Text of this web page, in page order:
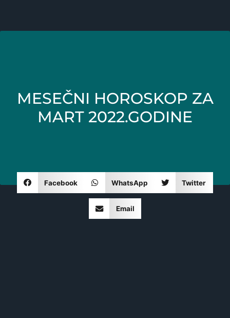
MESEČNI HOROSKOP ZA
MART 2022.GODINE
Facebook WhatsApp Twitter
Email